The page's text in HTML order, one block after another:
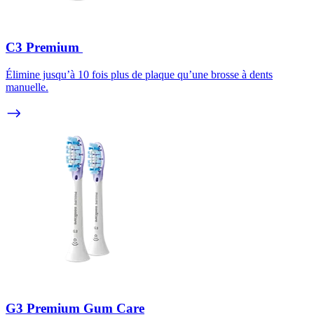
C3 Premium
Élimine jusqu’à 10 fois plus de plaque qu’une brosse à dents
manuelle.
G3 Premium Gum Care